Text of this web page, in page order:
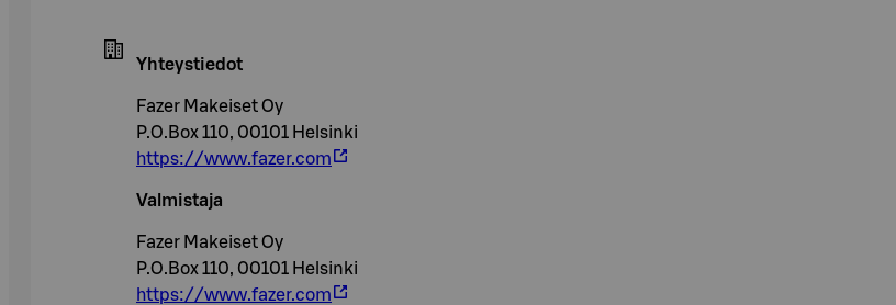
Yhteystiedot
Fazer Makeiset Oy
P.O.Box 110, 00101 Helsinki
https://www.fazer.com
Valmistaja
Fazer Makeiset Oy
P.O.Box 110, 00101 Helsinki
https://www.fazer.com